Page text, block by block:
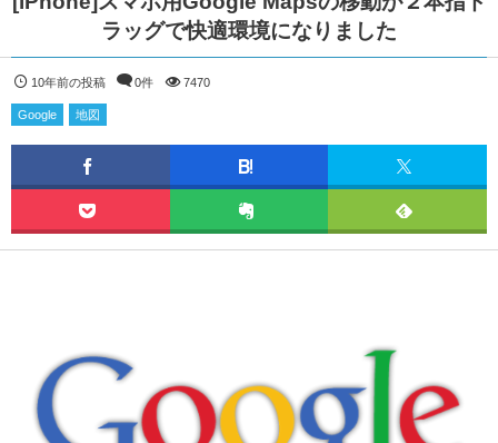
ラッグで快適環境になりました
10年前の投稿 0件 7470
Google 地図